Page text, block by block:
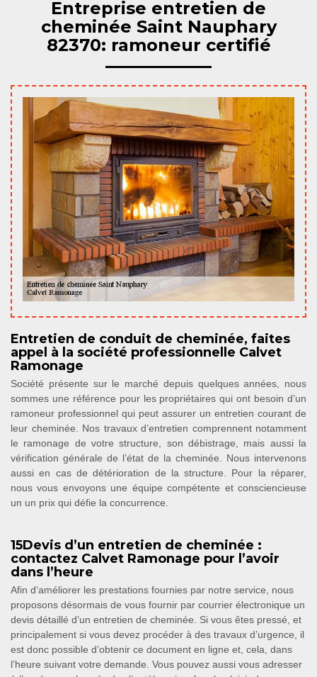
Entreprise entretien de
cheminée Saint Nauphary
82370: ramoneur certifié
Entretien de conduit de cheminée, faites
appel à la société professionnelle Calvet
Ramonage
Société présente sur le marché depuis quelques années, nous
sommes une référence pour les propriétaires qui ont besoin d’un
ramoneur professionnel qui peut assurer un entretien courant de
leur cheminée. Nos travaux d’entretien comprennent notamment
le ramonage de votre structure, son débistrage, mais aussi la
vérification générale de l’état de la cheminée. Nous intervenons
aussi en cas de détérioration de la structure. Pour la réparer,
nous vous envoyons une équipe compétente et consciencieuse
un un prix qui défie la concurrence.
15Devis d’un entretien de cheminée :
contactez Calvet Ramonage pour l’avoir
dans l’heure
Afin d‘améliorer les prestations fournies par notre service, nous
proposons désormais de vous fournir par courrier électronique un
devis détaillé d’un entretien de cheminée. Si vous êtes pressé, et
principalement si vous devez procéder à des travaux d’urgence, il
est donc possible d’obtenir ce document en ligne et, cela, dans
l’heure suivant votre demande. Vous pouvez aussi vous adresser